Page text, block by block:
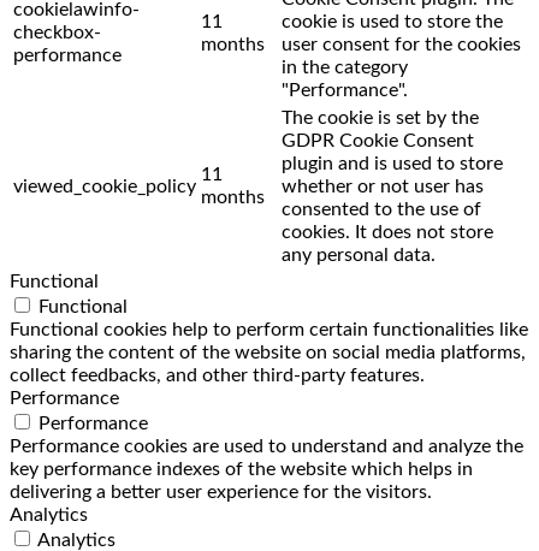
cookielawinfo-
checkbox-
performance
11
months
cookie is used to store the
user consent for the cookies
in the category
"Performance".
viewed_cookie_policy
11
months
The cookie is set by the
GDPR Cookie Consent
plugin and is used to store
whether or not user has
consented to the use of
cookies. It does not store
any personal data.
Functional
Functional
Functional cookies help to perform certain functionalities like
sharing the content of the website on social media platforms,
collect feedbacks, and other third-party features.
Performance
Performance
Performance cookies are used to understand and analyze the
key performance indexes of the website which helps in
delivering a better user experience for the visitors.
Analytics
Analytics